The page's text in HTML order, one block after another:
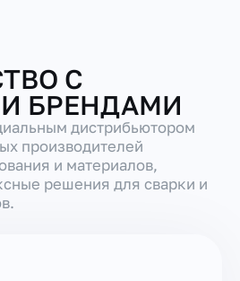
С
БРЕНДАМИ
дистрибьютором
производителей
и материалов,
решения для сварки и